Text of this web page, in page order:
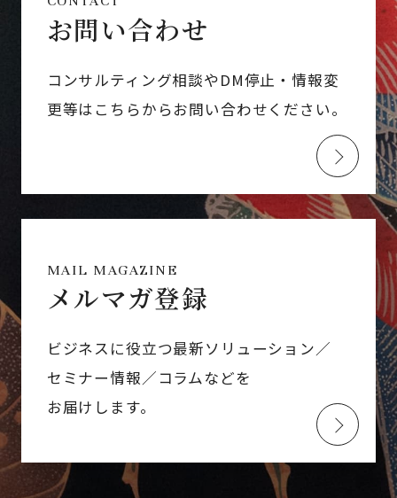
お問い合わせ
コンサルティング相談やDM停止・情報変
更等はこちらからお問い合わせください。
MAIL MAGAZINE
メルマガ登録
ビジネスに役立つ最新ソリューション／
セミナー情報／コラムなどを
お届けします。